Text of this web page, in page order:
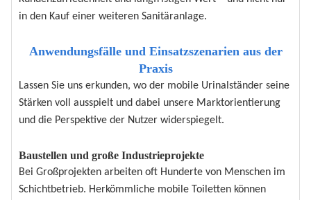
in den Kauf einer weiteren Sanitäranlage.
Anwendungsfälle und Einsatzszenarien aus der
Praxis
Lassen Sie uns erkunden, wo der mobile Urinalständer seine
Stärken voll ausspielt und dabei unsere Marktorientierung
und die Perspektive der Nutzer widerspiegelt.
Baustellen und große Industrieprojekte
Bei Großprojekten arbeiten oft Hunderte von Menschen im
Schichtbetrieb. Herkömmliche mobile Toiletten können